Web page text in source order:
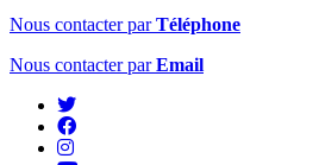
Nous contacter parTéléphone
Nous contacter parEmail